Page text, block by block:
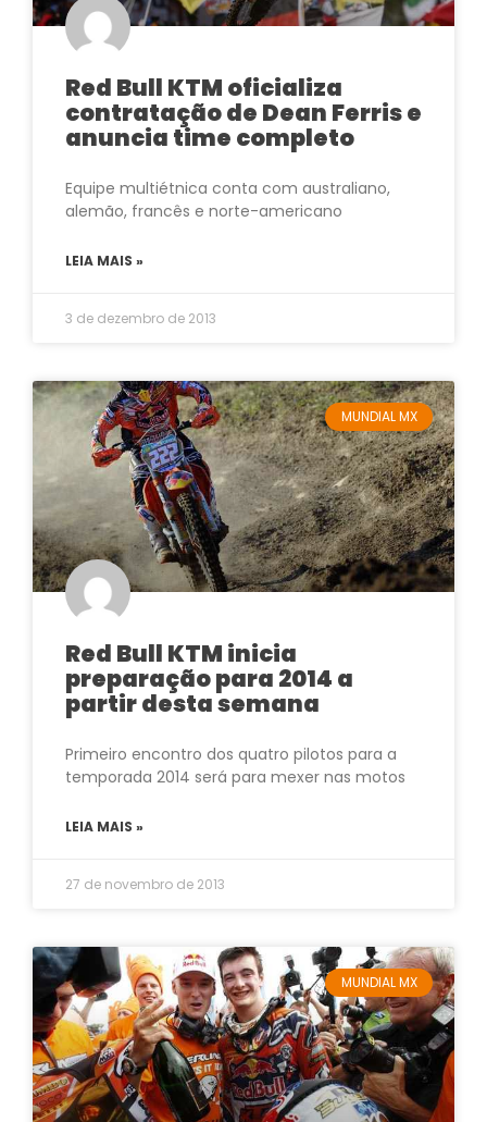
Red Bull KTM oficializa
contratação de Dean Ferris e
anuncia time completo
Equipe multiétnica conta com australiano,
alemão, francês e norte-americano
LEIA MAIS »
3 de dezembro de 2013
MUNDIAL MX
Red Bull KTM inicia
preparação para 2014 a
partir desta semana
Primeiro encontro dos quatro pilotos para a
temporada 2014 será para mexer nas motos
LEIA MAIS »
27 de novembro de 2013
MUNDIAL MX